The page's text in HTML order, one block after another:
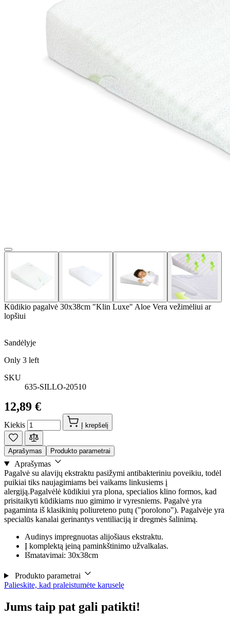
Kūdikio pagalvė 30x38cm "Klin Luxe" Aloe Vera vežimėliui ar
lopšiui
Sandėlyje
Only 3 left
SKU
635-SILLO-20510
12,89 €
Kiekis Į krepšelį
Aprašymas Produkto parametrai
Aprašymas
Pagalvė su alavijų ekstraktu pasižymi antibakteriniu poveikiu, todėl
puikiai tiks naujagimiams bei vaikams linkusiems į
alergiją.Pagalvėlė kūdikiui yra plona, specialios klino formos, kad
prisitaikyti kūdikiams nuo gimimo ir vyresniems. Pagalvė yra
pagaminta iš klasikinių poliureteno putų ("porolono"). Pagalvėje yra
specialūs kanalai gerinantys ventiliaciją ir dregmės šalinimą.
Audinys impregnuotas alijošiaus ekstraktu.
Į komplektą įeiną paminkštinimo užvalkalas.
Išmatavimai: 30x38cm
Produkto parametrai
Palieskite, kad praleistumėte karuselę
Jums taip pat gali patikti!